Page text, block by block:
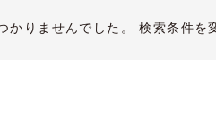
りませんでした。 検索条件を